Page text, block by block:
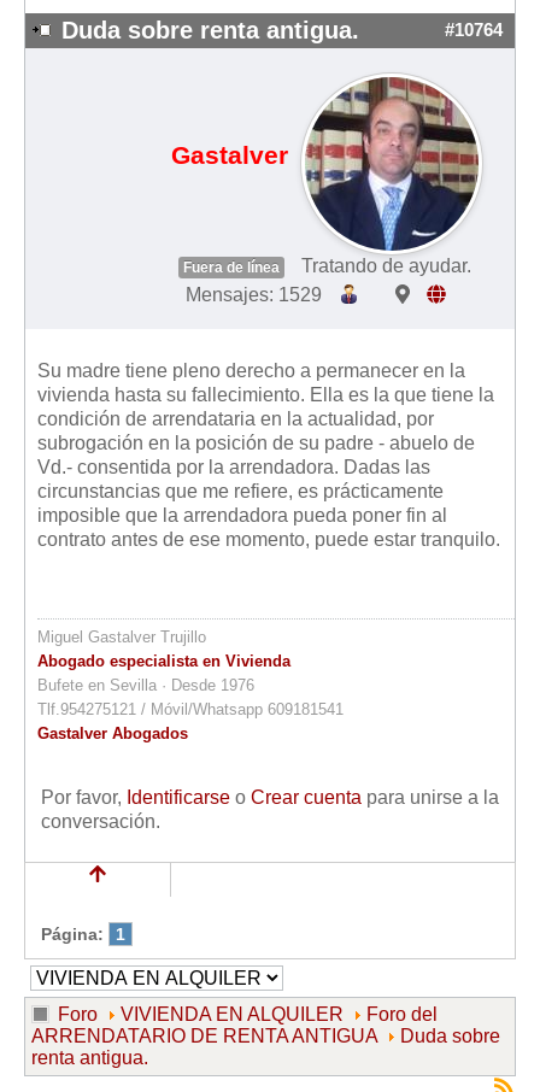
Duda sobre renta antigua. #10764
Gastalver
Fuera de línea
Tratando de ayudar.
Mensajes: 1529
Su madre tiene pleno derecho a permanecer en la
vivienda hasta su fallecimiento. Ella es la que tiene la
condición de arrendataria en la actualidad, por
subrogación en la posición de su padre - abuelo de
Vd.- consentida por la arrendadora. Dadas las
circunstancias que me refiere, es prácticamente
imposible que la arrendadora pueda poner fin al
contrato antes de ese momento, puede estar tranquilo.
Miguel Gastalver Trujillo
Abogado especialista en Vivienda
Bufete en Sevilla · Desde 1976
Tlf.954275121 / Móvil/Whatsapp 609181541
Gastalver Abogados
Por favor, Identificarse o Crear cuenta para unirse a la
conversación.
Página: 1
Foro VIVIENDA EN ALQUILER
Foro del
ARRENDATARIO DE RENTA ANTIGUA
Duda sobre
renta antigua.